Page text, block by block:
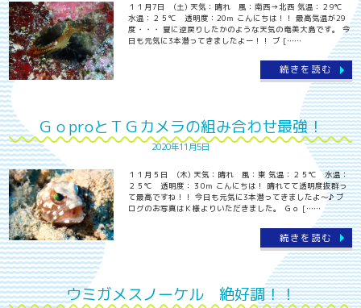
１１月7日 (土) 天気：晴れ 風：南西→北西 気温：２9℃
水温：２５℃ 透明度：20ｍ こんにちは！！ 最高気温が29
度・・・ 夏に逆戻りしたかのような天気の奄美大島です。 今
日も元気に3本潜ってきましたよー！！ ブ [……
続きを読む
ＧｏproとＴＧカメラの組み合わせ最強！
2020年11月5日
１１月５日 (木) 天気：晴れ 風：東 気温：２５℃ 水温：
２５℃ 透明度：３0ｍ こんにちは！ 晴れてて透明度抜群っ
て最高ですね！！ 今日も元気に3本潜ってきましたよ～♪ ブ
ログのお写真はＫ様よりいただきました。 Ｇｏ [……
続きを読む
ウミガメスノーケル 絶好調！！